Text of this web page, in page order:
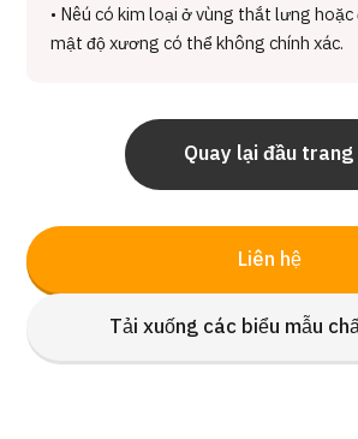
Liên hệ
Tải xuống các biểu mẫu
• Nếu có kim loại ở vùng thắt lưng hoặc
mật độ xương có thể không chính xác.
Quay lại đầu trang